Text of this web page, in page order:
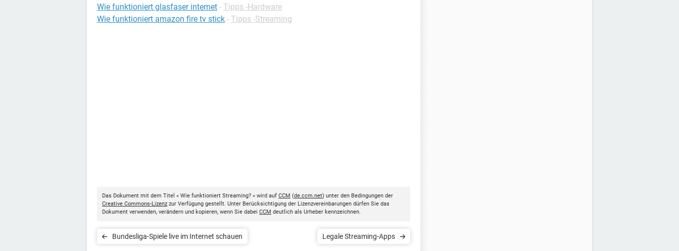
Wie funktioniert glasfaser internet - Tipps -Hardware
Wie funktioniert amazon fire tv stick - Tipps -Streaming
Das Dokument mit dem Titel « Wie funktioniert Streaming? » wird auf CCM (de.ccm.net) unter den Bedingungen der
Creative Commons-Lizenz zur Verfügung gestellt. Unter Berücksichtigung der Lizenzvereinbarungen dürfen Sie das
Dokument verwenden, verändern und kopieren, wenn Sie dabei CCM deutlich als Urheber kennzeichnen.
Bundesliga-Spiele live im Internet schauen Legale Streaming-Apps